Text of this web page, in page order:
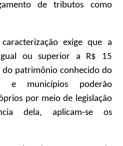
de tributos como
exige que a
ou superior a R$ 15
do patrimônio conhecido do
e municípios poderão
por meio de legislação
dela, aplicam-se os